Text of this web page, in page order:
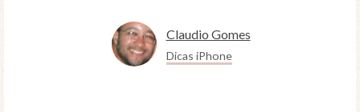
Claudio Gomes
Dicas iPhone